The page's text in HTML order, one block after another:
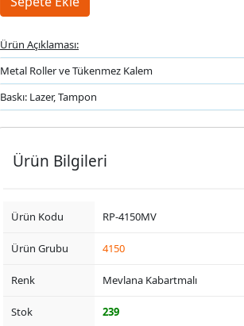
Ürün Açıklaması:
Metal Roller ve Tükenmez Kalem
Baskı: Lazer, Tampon
Ürün Bilgileri
Ürün Kodu RP-4150MV
Ürün Grubu 4150
Renk Mevlana Kabartmalı
Stok 239